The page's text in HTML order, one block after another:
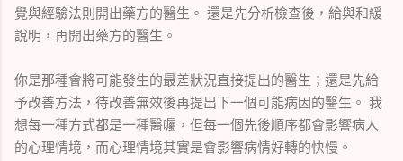
覺與經驗法則開出藥方的醫生。 還是先分析檢查後，給與和緩
說明，再開出藥方的醫生。
你是那種會將可能發生的最差狀況直接提出的醫生；還是先給
予改善方法，待改善無效後再提出下一個可能病因的醫生。 我
想每一種方式都是一種醫囑，但每一個先後順序都會影響病人
的心理情境，而心理情境其實是會影響病情好轉的快慢。